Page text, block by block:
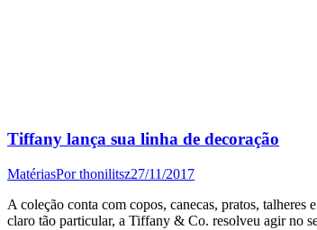
Tiffany lança sua linha de decoração
MatériasPorthonilitsz27/11/2017
A coleção conta com copos, canecas, pratos,
claro tão particular, a Tiffany & Co. resolveu agir no